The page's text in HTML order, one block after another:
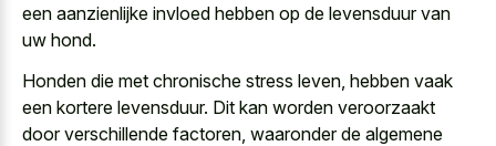
een aanzienlijke invloed hebben op de levensduur van
uw hond.
Honden die met chronische stress leven, hebben vaak
een kortere levensduur. Dit kan worden veroorzaakt
door verschillende factoren, waaronder de algemene